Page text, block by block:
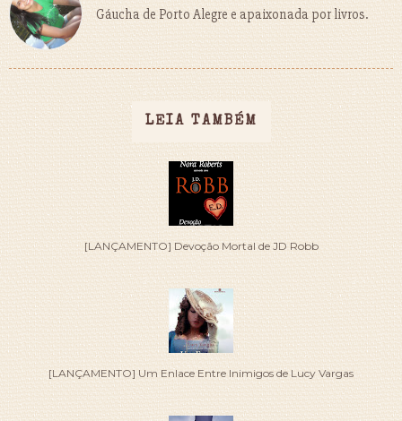
Gáucha de Porto Alegre e apaixonada por livros.
LEIA TAMBÉM
[LANÇAMENTO] Devoção Mortal de JD Robb
[LANÇAMENTO] Um Enlace Entre Inimigos de Lucy Vargas